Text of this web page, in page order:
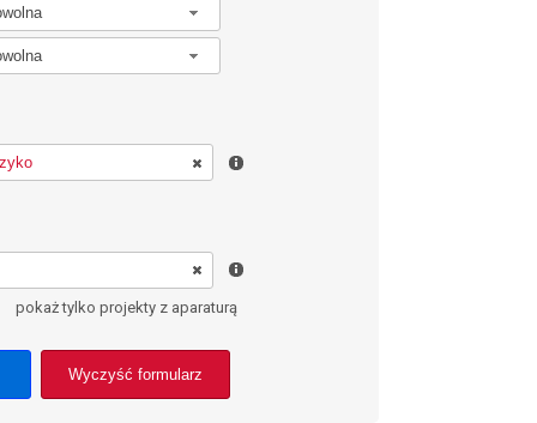
pokaż tylko projekty z aparaturą
Wyczyść formularz